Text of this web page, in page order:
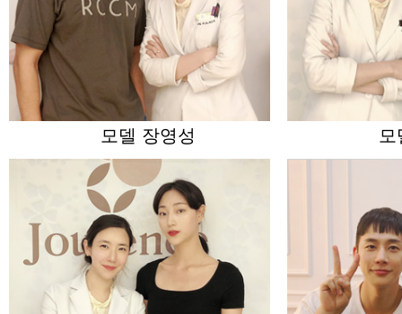
모델 장영성